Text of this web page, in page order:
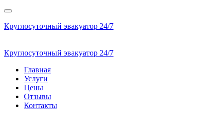
Круглосуточный эвакуатор 24/7
Круглосуточный эвакуатор 24/7
Главная
Услуги
Цены
Отзывы
Контакты